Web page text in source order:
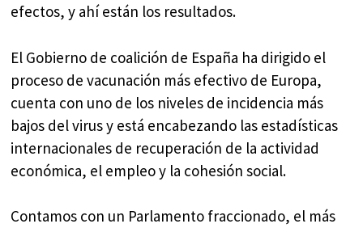
efectos, y ahí están los resultados.
El Gobierno de coalición de España ha dirigido el
proceso de vacunación más efectivo de Europa,
cuenta con uno de los niveles de incidencia más
bajos del virus y está encabezando las estadísticas
internacionales de recuperación de la actividad
económica, el empleo y la cohesión social.
Contamos con un Parlamento fraccionado, el más